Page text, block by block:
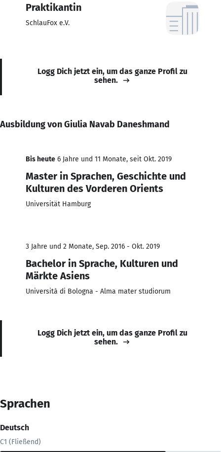
Praktikantin
SchlauFox e.V.
Logg Dich jetzt ein, um das ganze Profil zu
sehen.
Ausbildung von Giulia Navab Daneshmand
Bis heute 6 Jahre und 11 Monate, seit Okt. 2019
Master in Sprachen, Geschichte und
Kulturen des Vorderen Orients
Universität Hamburg
3 Jahre und 2 Monate, Sep. 2016 - Okt. 2019
Bachelor in Sprache, Kulturen und
Märkte Asiens
Università di Bologna - Alma mater studiorum
Logg Dich jetzt ein, um das ganze Profil zu
sehen.
Sprachen
Deutsch
C1 (Fließend)